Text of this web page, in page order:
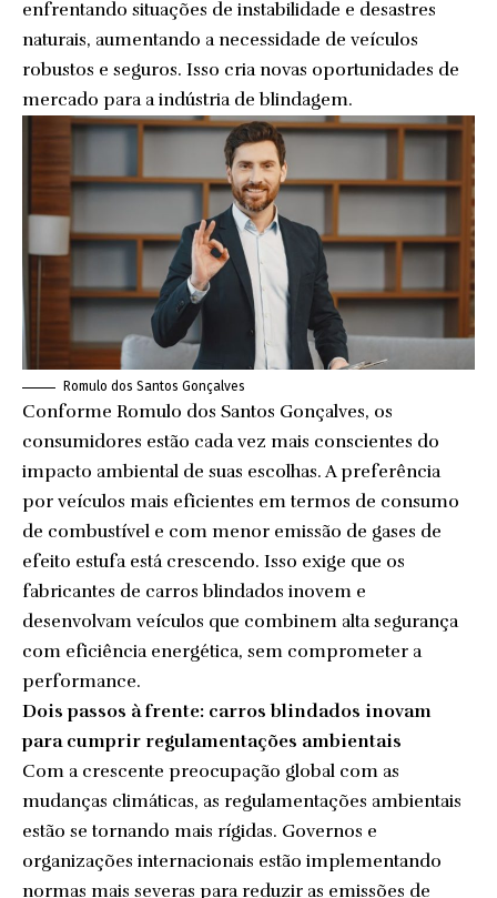
enfrentando situações de instabilidade e desastres
naturais, aumentando a necessidade de veículos
robustos e seguros. Isso cria novas oportunidades de
mercado para a indústria de blindagem.
Romulo dos Santos Gonçalves
Conforme Romulo dos Santos Gonçalves, os
consumidores estão cada vez mais conscientes do
impacto ambiental de suas escolhas. A preferência
por veículos mais eficientes em termos de consumo
de combustível e com menor emissão de gases de
efeito estufa está crescendo. Isso exige que os
fabricantes de carros blindados inovem e
desenvolvam veículos que combinem alta segurança
com eficiência energética, sem comprometer a
performance.
Dois passos à frente: carros blindados inovam
para cumprir regulamentações ambientais
Com a crescente preocupação global com as
mudanças climáticas, as regulamentações ambientais
estão se tornando mais rígidas. Governos e
organizações internacionais estão implementando
normas mais severas para reduzir as emissões de